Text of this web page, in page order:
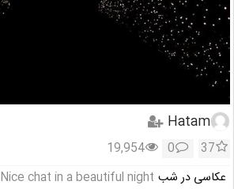
Hatam
37
0
19,954
عکاسی در شب Nice chat in a beautiful night